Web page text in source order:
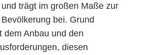
trägt im großen Maße zur
bei. Grund
dem Anbau und den
diesen